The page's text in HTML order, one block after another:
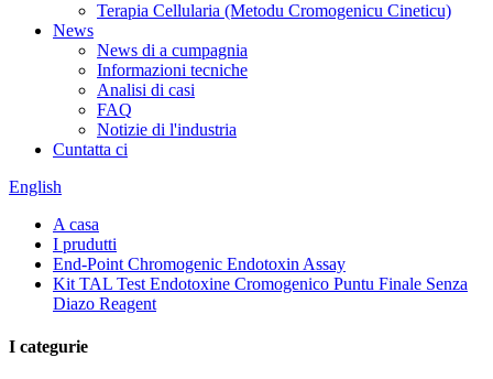
Terapia Cellularia (Metodu Cromogenicu Cineticu)
News
News di a cumpagnia
Informazioni tecniche
Analisi di casi
FAQ
Notizie di l'industria
Cuntatta ci
English
A casa
I prudutti
End-Point Chromogenic Endotoxin Assay
Kit TAL Test Endotoxine Cromogenico Puntu Finale Senza
Diazo Reagent
I categurie